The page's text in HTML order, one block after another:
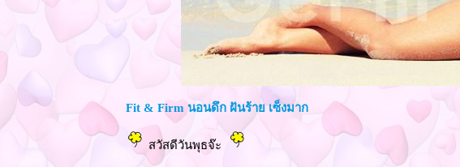
Fit & Firm นอนดึก ฝันร้าย เซ็งมาก
สวัสดีวันพุธจ๊ะ